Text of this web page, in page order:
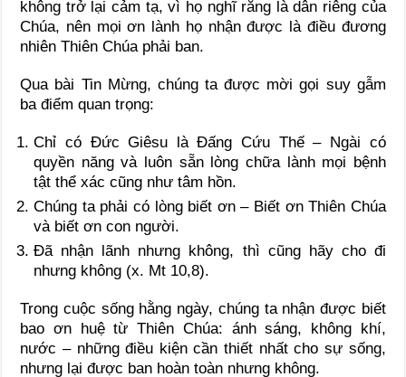
không trở lại cảm tạ, vì họ nghĩ rằng là dân riêng của
Chúa, nên mọi ơn lành họ nhận được là điều đương
nhiên Thiên Chúa phải ban.
Qua bài Tin Mừng, chúng ta được mời gọi suy gẫm
ba điểm quan trọng:
Chỉ có Đức Giêsu là Đấng Cứu Thế – Ngài có
quyền năng và luôn sẵn lòng chữa lành mọi bệnh
tật thể xác cũng như tâm hồn.
Chúng ta phải có lòng biết ơn – Biết ơn Thiên Chúa
và biết ơn con người.
Đã nhận lãnh nhưng không, thì cũng hãy cho đi
nhưng không (x. Mt 10,8).
Trong cuộc sống hằng ngày, chúng ta nhận được biết
bao ơn huệ từ Thiên Chúa: ánh sáng, không khí,
nước – những điều kiện cần thiết nhất cho sự sống,
nhưng lại được ban hoàn toàn nhưng không.